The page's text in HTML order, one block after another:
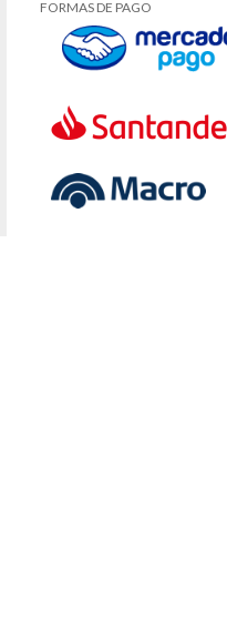
FORMAS DE PAGO